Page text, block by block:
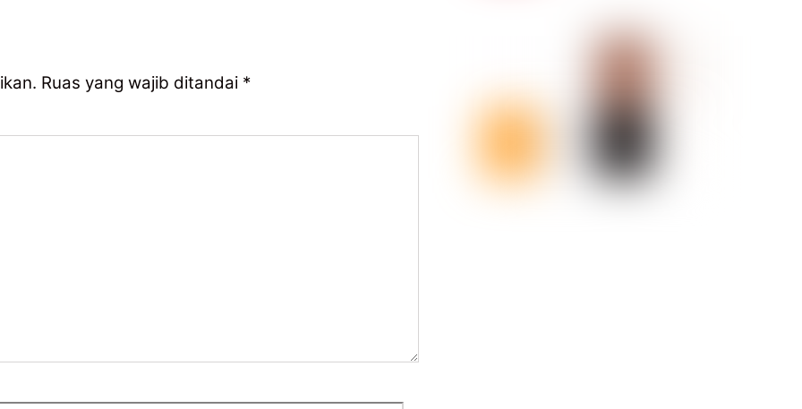
Ruas yang wajib ditandai *